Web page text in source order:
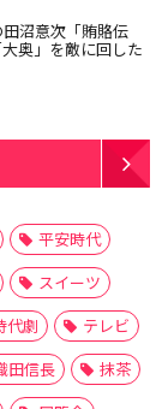
沼意次「賄賂伝
奥」を敵に回した
平安時代
スイーツ
代劇
テレビ
田信長
抹茶